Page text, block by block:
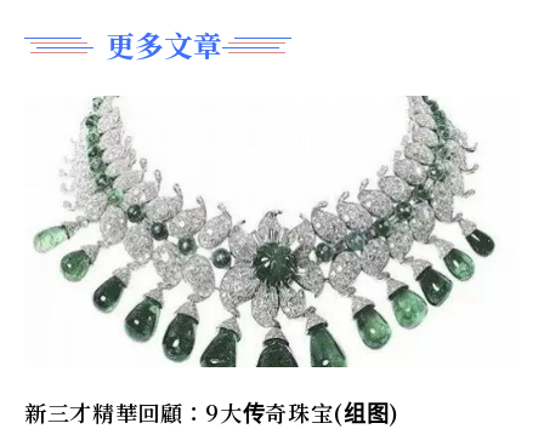
更多文章
新三才精華回顧：9大传奇珠宝(组图)